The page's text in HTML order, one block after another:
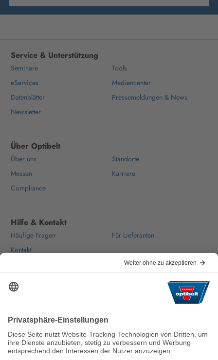
Wir halten die Welt nachhaltig in
Bewegung.
AGB Impressum
Service & Unterstützung
Seminare
Tools
eServices
Mediencenter
Datenblätter
Pressemeldungen & News
Newsletter
Über Optibelt
Über uns
Standorte
Messen
Karriere
Compliance
Hilfe & Kontakt
Häufige Fragen
Für Lieferanten
Kontakt